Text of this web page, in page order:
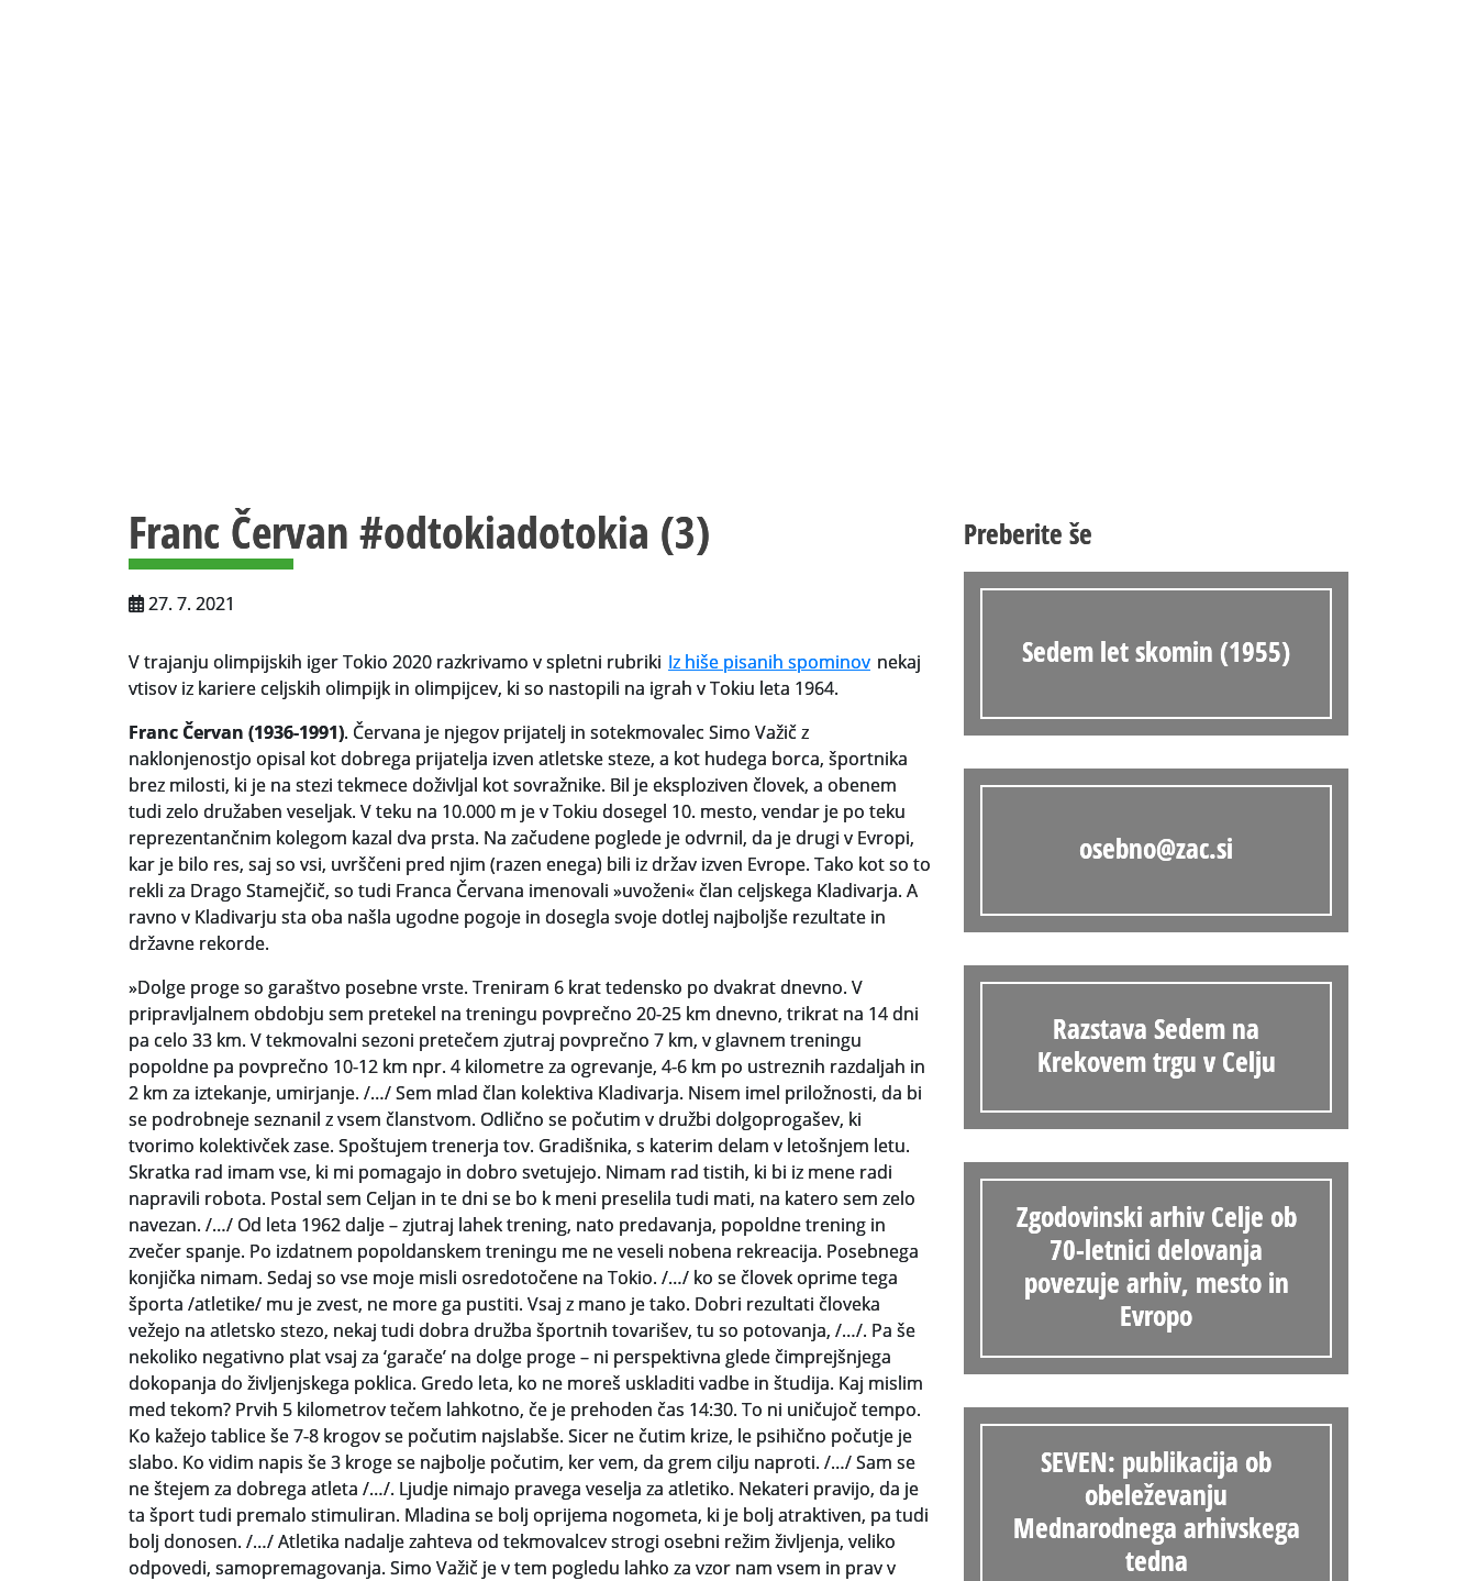
Publikacije
Franc Červan #odtokiadotokia (3)
27. 7. 2021
V trajanju olimpijskih iger Tokio 2020 razkrivamo v spletni rubriki Iz hiše pisanih spominov nekaj
vtisov iz kariere celjskih olimpijk in olimpijcev, ki so nastopili na igrah v Tokiu leta 1964.
Franc Červan (1936-1991). Červana je njegov prijatelj in sotekmovalec Simo Važič z
naklonjenostjo opisal kot dobrega prijatelja izven atletske steze, a kot hudega borca, športnika
brez milosti, ki je na stezi tekmece doživljal kot sovražnike. Bil je eksploziven človek, a obenem
tudi zelo družaben veseljak. V teku na 10.000 m je v Tokiu dosegel 10. mesto, vendar je po teku
reprezentančnim kolegom kazal dva prsta. Na začudene poglede je odvrnil, da je drugi v Evropi,
kar je bilo res, saj so vsi, uvrščeni pred njim (razen enega) bili iz držav izven Evrope. Tako kot so to
rekli za Drago Stamejčič, so tudi Franca Červana imenovali »uvoženi« član celjskega Kladivarja. A
ravno v Kladivarju sta oba našla ugodne pogoje in dosegla svoje dotlej najboljše rezultate in
državne rekorde.
»Dolge proge so garaštvo posebne vrste. Treniram 6 krat tedensko po dvakrat dnevno. V
pripravljalnem obdobju sem pretekel na treningu povprečno 20-25 km dnevno, trikrat na 14 dni
pa celo 33 km. V tekmovalni sezoni pretečem zjutraj povprečno 7 km, v glavnem treningu
popoldne pa povprečno 10-12 km npr. 4 kilometre za ogrevanje, 4-6 km po ustreznih razdaljah in
2 km za iztekanje, umirjanje. /…/ Sem mlad član kolektiva Kladivarja. Nisem imel priložnosti, da bi
se podrobneje seznanil z vsem članstvom. Odlično se počutim v družbi dolgoprogašev, ki
tvorimo kolektivček zase. Spoštujem trenerja tov. Gradišnika, s katerim delam v letošnjem letu.
Skratka rad imam vse, ki mi pomagajo in dobro svetujejo. Nimam rad tistih, ki bi iz mene radi
napravili robota. Postal sem Celjan in te dni se bo k meni preselila tudi mati, na katero sem zelo
navezan. /…/ Od leta 1962 dalje – zjutraj lahek trening, nato predavanja, popoldne trening in
zvečer spanje. Po izdatnem popoldanskem treningu me ne veseli nobena rekreacija. Posebnega
konjička nimam. Sedaj so vse moje misli osredotočene na Tokio. /…/ ko se človek oprime tega
športa /atletike/ mu je zvest, ne more ga pustiti. Vsaj z mano je tako. Dobri rezultati človeka
vežejo na atletsko stezo, nekaj tudi dobra družba športnih tovarišev, tu so potovanja, /…/. Pa še
nekoliko negativno plat vsaj za ‘garače’ na dolge proge – ni perspektivna glede čimprejšnjega
dokopanja do življenjskega poklica. Gredo leta, ko ne moreš uskladiti vadbe in študija. Kaj mislim
med tekom? Prvih 5 kilometrov tečem lahkotno, če je prehoden čas 14:30. To ni uničujoč tempo.
Ko kažejo tablice še 7-8 krogov se počutim najslabše. Sicer ne čutim krize, le psihično počutje je
slabo. Ko vidim napis še 3 kroge se najbolje počutim, ker vem, da grem cilju naproti. /…/ Sam se
ne štejem za dobrega atleta /…/. Ljudje nimajo pravega veselja za atletiko. Nekateri pravijo, da je
ta šport tudi premalo stimuliran. Mladina se bolj oprijema nogometa, ki je bolj atraktiven, pa tudi
bolj donosen. /…/ Atletika nadalje zahteva od tekmovalcev strogi osebni režim življenja, veliko
odpovedi, samopremagovanja. Simo Važič je v tem pogledu lahko za vzor nam vsem in prav v
Preberite še
Sedem let skomin (1955)
osebno@zac.si
Razstava Sedem na
Krekovem trgu v Celju
Zgodovinski arhiv Celje ob
70-letnici delovanja
povezuje arhiv, mesto in
Evropo
SEVEN: publikacija ob
obeleževanju
Mednarodnega arhivskega
tedna